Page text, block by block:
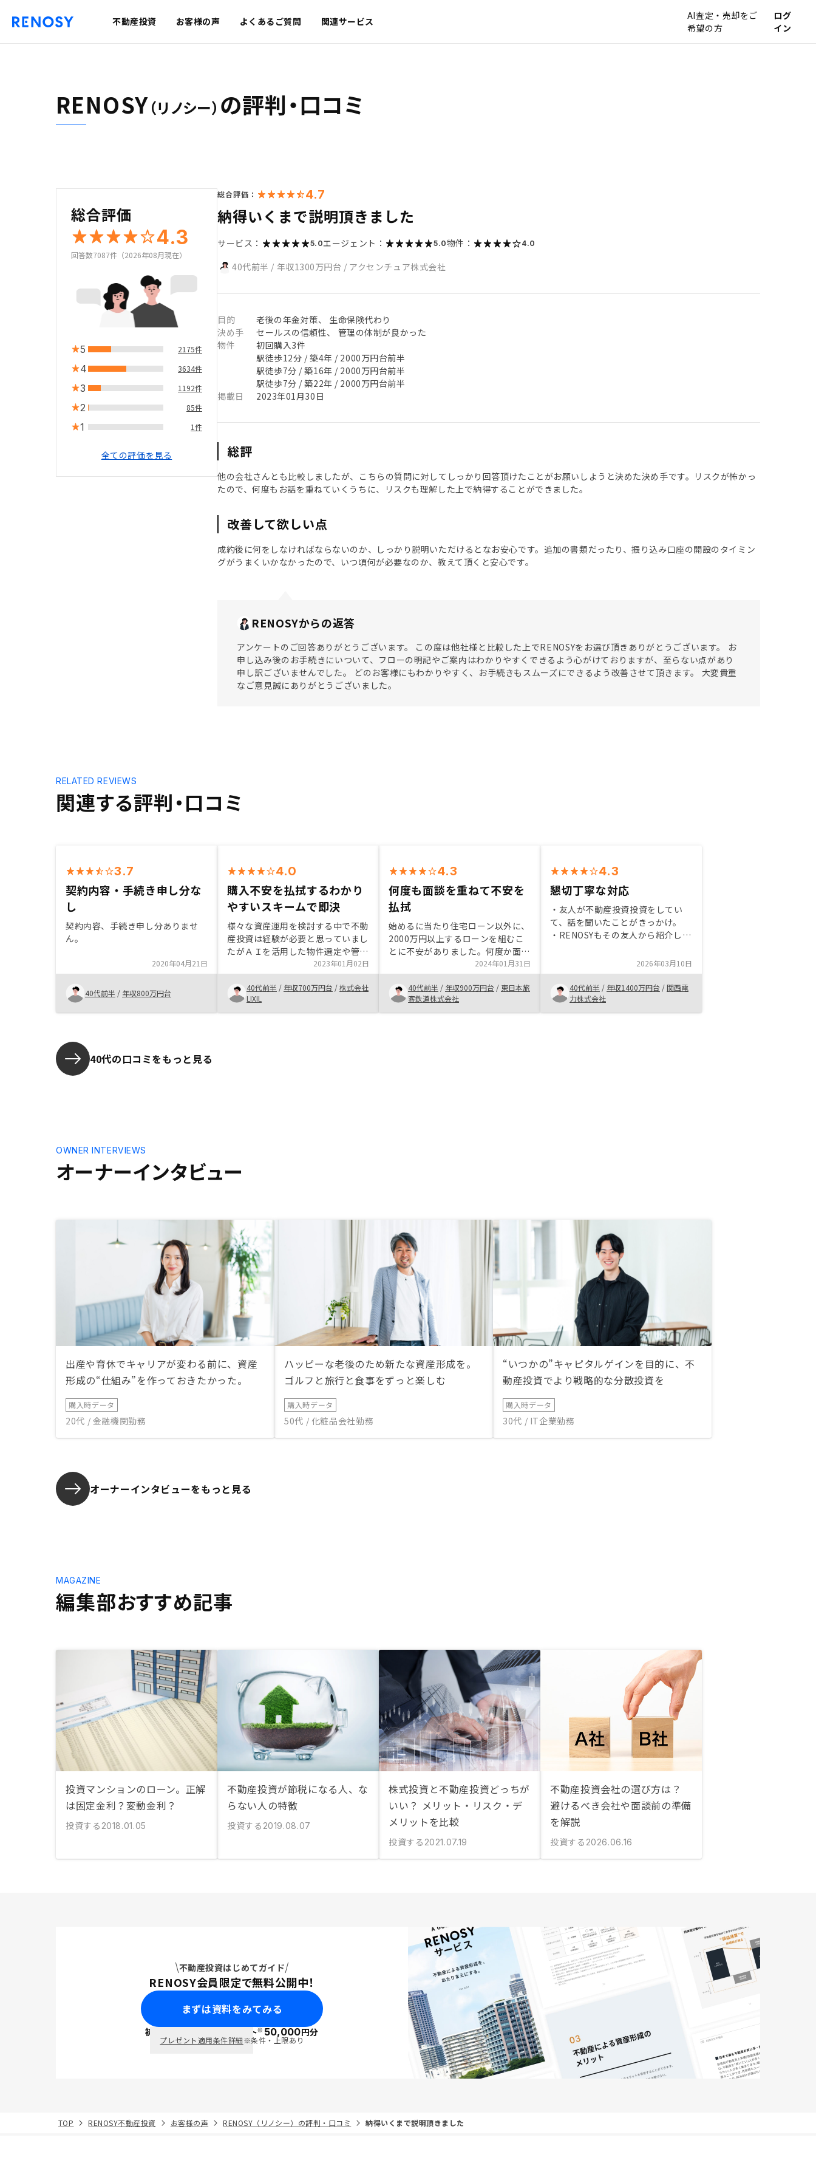
不動産投資 お客様の声 よくあるご質問 関連サービス
AI査定・売却をご
希望の方
ログ
イン
RENOSY（リノシー） の評判・口コミ
総合評価
4.3
回答数7087件（2026年08月現在）
5 2175件
4 3634件
3 1192件
2 85件
1 1件
全ての評価を見る
総合評価： 4.7
納得いくまで説明頂きました
サービス： 5.0エージェント： 5.0物件： 4.0
40代前半 / 年収1300万円台 / アクセンチュア株式会社
目的
老後の年金対策、 生命保険代わり
決め手
セールスの信頼性、 管理の体制が良かった
物件
初回購入3件
駅徒歩12分 / 築4年 / 2000万円台前半
駅徒歩7分 / 築16年 / 2000万円台前半
駅徒歩7分 / 築22年 / 2000万円台前半
掲載日
2023年01月30日
総評
他の会社さんとも比較しましたが、こちらの質問に対してしっかり回答頂けたことがお願いしようと決めた決め手です。リスクが怖かっ
たので、何度もお話を重ねていくうちに、リスクも理解した上で納得することができました。
改善して欲しい点
成約後に何をしなければならないのか、しっかり説明いただけるとなお安心です。追加の書類だったり、振り込み口座の開設のタイミン
グがうまくいかなかったので、いつ頃何が必要なのか、教えて頂くと安心です。
RENOSYからの返答
アンケートのご回答ありがとうございます。 この度は他社様と比較した上でRENOSYをお選び頂きありがとうございます。 お
申し込み後のお手続きにいついて、フローの明記やご案内はわかりやすくできるよう心がけておりますが、至らない点があり
申し訳ございませんでした。 どのお客様にもわかりやすく、お手続きもスムーズにできるよう改善させて頂きます。 大変貴重
なご意見誠にありがとうございました。
関連する評判・口コミ
RELATED REVIEWS
3.7
契約内容・手続き申し分な
し
契約内容、手続き申し分ありませ
ん。
2020年04月21日
40代前半 / 年収800万円台
4.0
購入不安を払拭するわかり
やすいスキームで即決
様々な資産運用を検討する中で不動
産投資は経験が必要と思っていまし
たがＡＩを活用した物件選定や管理
スキームなどRENOSYでは初心者で
も安心して踏み出せる判断材料がそ
ろっていました。またリスクについ
ても様々なライフステージでの想定
もでき許容範囲と判断し即決しまし
2023年01月02日
40代前半 / 年収700万円台 /株式会社
LIXIL
4.3
何度も面談を重ねて不安を
払拭
始めるに当たり住宅ローン以外に、
2000万円以上するローンを組むこ
とに不安がありました。何度か面談
を繰り返していき、家賃収入でロー
ンがほぼペイでき、月に15000円く
らいの持ち出しで２物件購入するこ
とができ、思ったよりリスキーでは
ないと思いました。 物件が都内で
2024年01月31日
40代前半 / 年収900万円台 / 東日本旅
客鉄道株式会社
4.3
懇切丁寧な対応
・友人が不動産投資投資をしてい
て、話を聞いたことがきっかけ。
・RENOSYもその友人から紹介して
は、こちらからの疑問点やニーズ
に、懇切丁寧に対応してくれて、安
心感があった。
2026年03月10日
40代前半 / 年収1400万円台 /関西電
力株式会社
40代の口コミをもっと見る
オーナーインタビュー
OWNER INTERVIEWS
出産や育休でキャリアが変わる前に、資産
形成の“仕組み”を作っておきたかった。
購入時データ
20代 / 金融機関勤務
ハッピーな老後のため新たな資産形成を。
ゴルフと旅行と食事をずっと楽しむ
購入時データ
50代 / 化粧品会社勤務
“いつかの”キャピタルゲインを目的に、不
動産投資でより戦略的な分散投資を
購入時データ
30代 / IT企業勤務
オーナーインタビューをもっと見る
編集部おすすめ記事
MAGAZINE
投資マンションのローン。正解
は固定金利？変動金利？
投資する 2018.01.05
不動産投資が節税になる人、な
らない人の特徴
投資する 2019.08.07
株式投資と不動産投資どっちが
いい？ メリット・リスク・デ
メリットを比較
投資する 2021.07.19
不動産投資会社の選び方は？
避けるべき会社や面談前の準備
を解説
投資する 2026.06.16
不動産投資はじめてガイド
RENOSY会員限定で無料公開中！
まずは資料をみてみる
初回面談で ポイント※50,000円分
プレゼント適用条件詳細※条件・上限あり
TOP RENOSY不動産投資 お客様の声 RENOSY（リノシー）の評判・口コミ 納得いくまで説明頂きました